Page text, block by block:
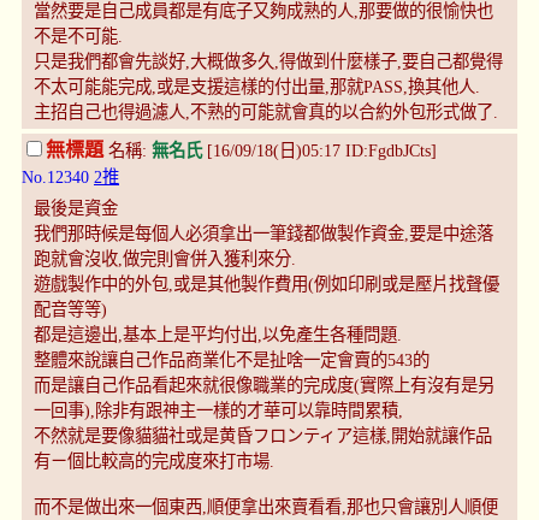
當然要是自己成員都是有底子又夠成熟的人,那要做的很愉快也
不是不可能.
只是我們都會先談好,大概做多久,得做到什麼樣子,要自己都覺得
不太可能能完成,或是支援這樣的付出量,那就PASS,換其他人.
主招自己也得過濾人,不熟的可能就會真的以合約外包形式做了.
無標題 名稱: 無名氏[16/09/18(日)05:17 ID:FgdbJCts]
No.12340 2推
最後是資金
我們那時候是每個人必須拿出一筆錢都做製作資金,要是中途落
跑就會沒收,做完則會併入獲利來分.
遊戲製作中的外包,或是其他製作費用(例如印刷或是壓片找聲優
配音等等)
都是這邊出,基本上是平均付出,以免產生各種問題.
整體來說讓自己作品商業化不是扯啥一定會賣的543的
而是讓自己作品看起來就很像職業的完成度(實際上有沒有是另
一回事),除非有跟神主一樣的才華可以靠時間累積,
不然就是要像貓貓社或是黄昏フロンティア這樣,開始就讓作品
有ㄧ個比較高的完成度來打市場.
而不是做出來一個東西,順便拿出來賣看看,那也只會讓別人順便